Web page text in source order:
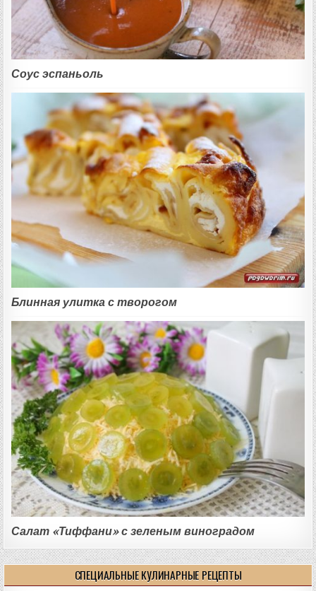
Соус эспаньоль
Блинная улитка с творогом
Салат «Тиффани» с зеленым виноградом
СПЕЦИАЛЬНЫЕ КУЛИНАРНЫЕ РЕЦЕПТЫ